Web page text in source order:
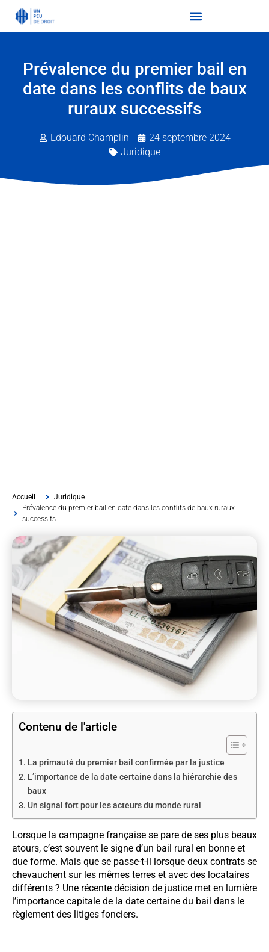
Prévalence du premier bail en
date dans les conflits de baux
ruraux successifs
Edouard Champlin
24 septembre 2024
Juridique
Accueil
Juridique
Prévalence du premier bail en date dans les conflits de baux ruraux
successifs
Contenu de l'article
La primauté du premier bail confirmée par la justice
L’importance de la date certaine dans la hiérarchie des
baux
Un signal fort pour les acteurs du monde rural
Lorsque la campagne française se pare de ses plus beaux
atours, c’est souvent le signe d’un bail rural en bonne et
due forme. Mais que se passe-t-il lorsque deux contrats se
chevauchent sur les mêmes terres et avec des locataires
différents ? Une récente décision de justice met en lumière
l’importance capitale de la date certaine du bail dans le
règlement des litiges fonciers.